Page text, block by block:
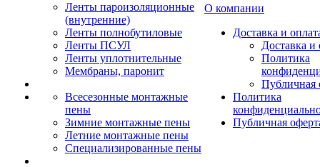
Ленты пароизоляционные
(внутренние)
Ленты полнобутиловые
Ленты ПСУЛ
Ленты уплотнительные
Мембраны, паронит
Всесезонные монтажные
пены
Зимние монтажные пены
Летние монтажные пены
Специализированные пены
О компании
Доставка и
Доставка и
Политика
Публичная
Политика
Публичная